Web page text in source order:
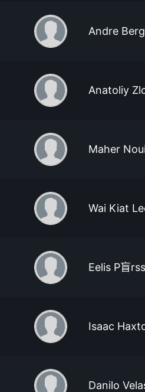
Andre Berg
Anatoliy
Maher
Wai Kiat
Eelis P盲
Isaac
Danilo